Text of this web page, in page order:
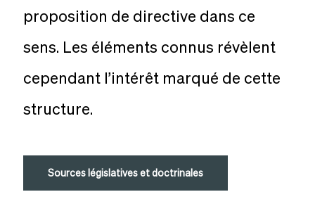
proposition de directive dans ce
sens. Les éléments connus révèlent
cependant l’intérêt marqué de cette
structure.
Sources législatives et doctrinales